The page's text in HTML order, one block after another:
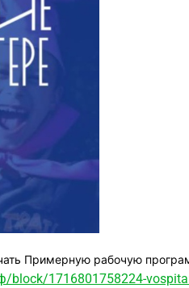
Примерную рабочую
block/1716801758224-